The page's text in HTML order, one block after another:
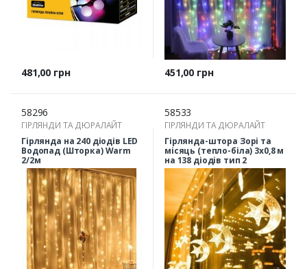
Ціна
481,00 грн Ціна
451,00 грн
58296
ГІРЛЯНДИ ТА ДЮРАЛАЙТ
Гірлянда на 240 діодів LED
Водопад (Шторка) Warm
2/2м
58533
ГІРЛЯНДИ ТА ДЮРАЛАЙТ
Гірлянда-штора Зорі та
місяць (тепло-біла) 3х0,8 м
на 138 діодів тип 2